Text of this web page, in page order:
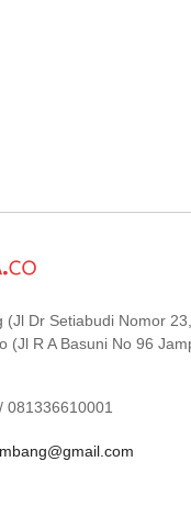
(Jl Dr Setiabudi Nomor
(Jl R A Basuni No 96
081336610001